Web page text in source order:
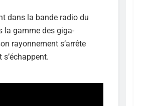
dans la bande radio du
la gamme des giga-
rayonnement s’arrête